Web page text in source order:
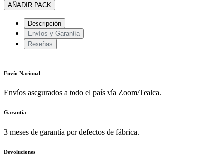
AÑADIR PACK
Descripción
Envíos y Garantía
Reseñas
Envío Nacional
Envíos asegurados a todo el país vía Zoom/Tealca.
Garantía
3 meses de garantía por defectos de fábrica.
Devoluciones